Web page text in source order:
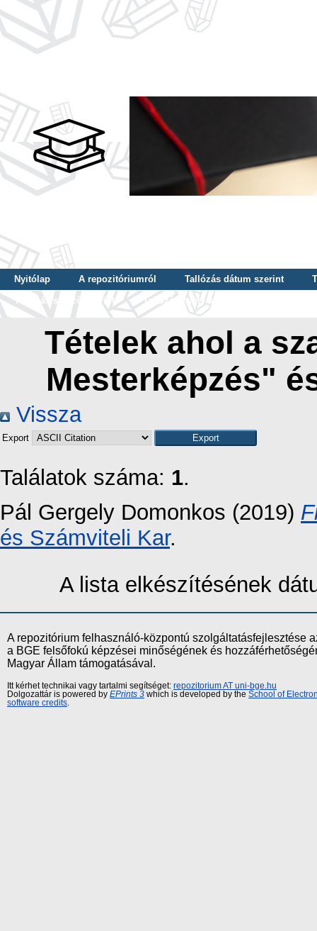
Nyitólap A repozitóriumról Tallózás dátum szerint
Tallózás szerző szerint
Tallózás nyelv szerint
Tételek ahol a
Mesterképzés"
Vissza
Export
Találatok száma: 1.
Pál Gergely Domonkos (2019)
és Számviteli Kar.
A lista elkészítésének
A repozitórium felhasználó-központú szolgáltatásfejlesztése
a BGE felsőfokú képzései minőségének és
Magyar Állam támogatásával.
Itt kérhet technikai vagy tartalmi segítséget: repozitorium AT uni-bge.hu
Dolgozattár is powered by EPrints 3 which is developed by the School of
software credits